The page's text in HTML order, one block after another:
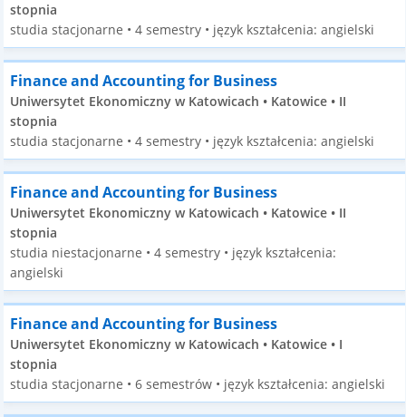
stopnia
studia stacjonarne • 4 semestry • język kształcenia: angielski
Finance and Accounting for Business
Uniwersytet Ekonomiczny w Katowicach • Katowice • II
stopnia
studia stacjonarne • 4 semestry • język kształcenia: angielski
Finance and Accounting for Business
Uniwersytet Ekonomiczny w Katowicach • Katowice • II
stopnia
studia niestacjonarne • 4 semestry • język kształcenia:
angielski
Finance and Accounting for Business
Uniwersytet Ekonomiczny w Katowicach • Katowice • I
stopnia
studia stacjonarne • 6 semestrów • język kształcenia: angielski